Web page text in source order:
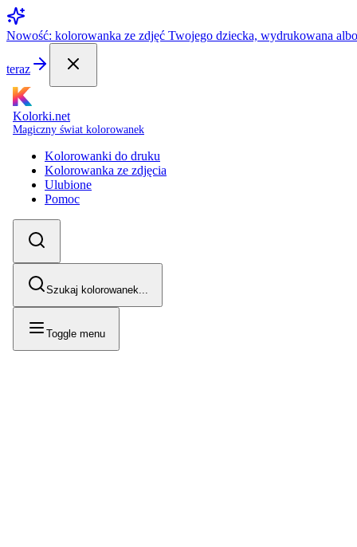
Nowość: kolorowanka ze zdjęć Twojego dziecka, wydrukowana
teraz
Kolorki.net
Magiczny świat kolorowanek
Kolorowanki do druku
Kolorowanka ze zdjęcia
Ulubione
Pomoc
Szukaj kolorowanek...
Toggle menu